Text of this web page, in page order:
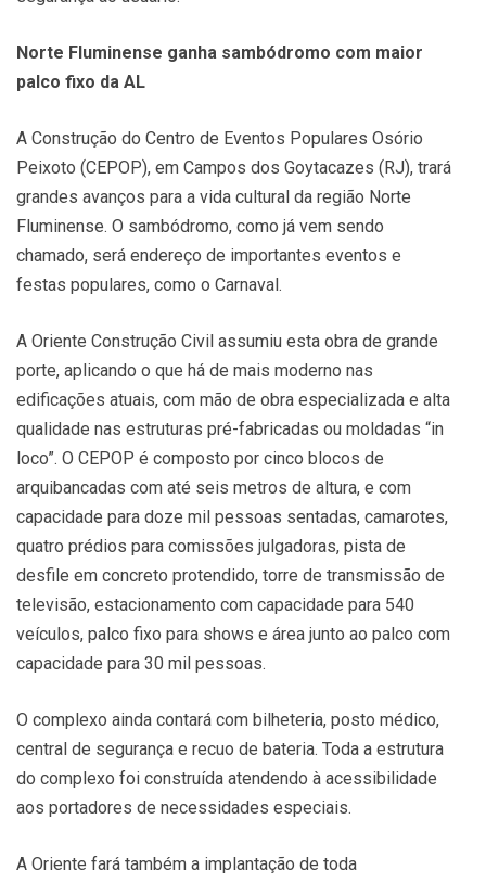
Norte Fluminense ganha sambódromo com maior
palco fixo da AL
A Construção do Centro de Eventos Populares Osório
Peixoto (CEPOP), em Campos dos Goytacazes (RJ), trará
grandes avanços para a vida cultural da região Norte
Fluminense. O sambódromo, como já vem sendo
chamado, será endereço de importantes eventos e
festas populares, como o Carnaval.
A Oriente Construção Civil assumiu esta obra de grande
porte, aplicando o que há de mais moderno nas
edificações atuais, com mão de obra especializada e alta
qualidade nas estruturas pré-fabricadas ou moldadas “in
loco”. O CEPOP é composto por cinco blocos de
arquibancadas com até seis metros de altura, e com
capacidade para doze mil pessoas sentadas, camarotes,
quatro prédios para comissões julgadoras, pista de
desfile em concreto protendido, torre de transmissão de
televisão, estacionamento com capacidade para 540
veículos, palco fixo para shows e área junto ao palco com
capacidade para 30 mil pessoas.
O complexo ainda contará com bilheteria, posto médico,
central de segurança e recuo de bateria. Toda a estrutura
do complexo foi construída atendendo à acessibilidade
aos portadores de necessidades especiais.
A Oriente fará também a implantação de toda